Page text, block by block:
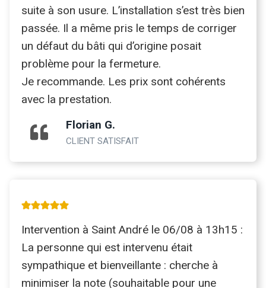
suite à son usure. L’installation s’est très bien
passée. Il a même pris le temps de corriger
un défaut du bâti qui d’origine posait
problème pour la fermeture.
Je recommande. Les prix sont cohérents
avec la prestation.
Florian G.
CLIENT SATISFAIT
Intervention à Saint André le 06/08 à 13h15 :
La personne qui est intervenu était
sympathique et bienveillante : cherche à
minimiser la note (souhaitable pour une